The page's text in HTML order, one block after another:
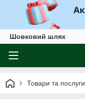
Шовковий шлях
Товари та послуги